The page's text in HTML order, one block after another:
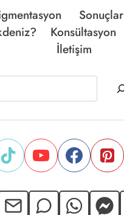
Sonuçlar
Konsültasyon
İletişim